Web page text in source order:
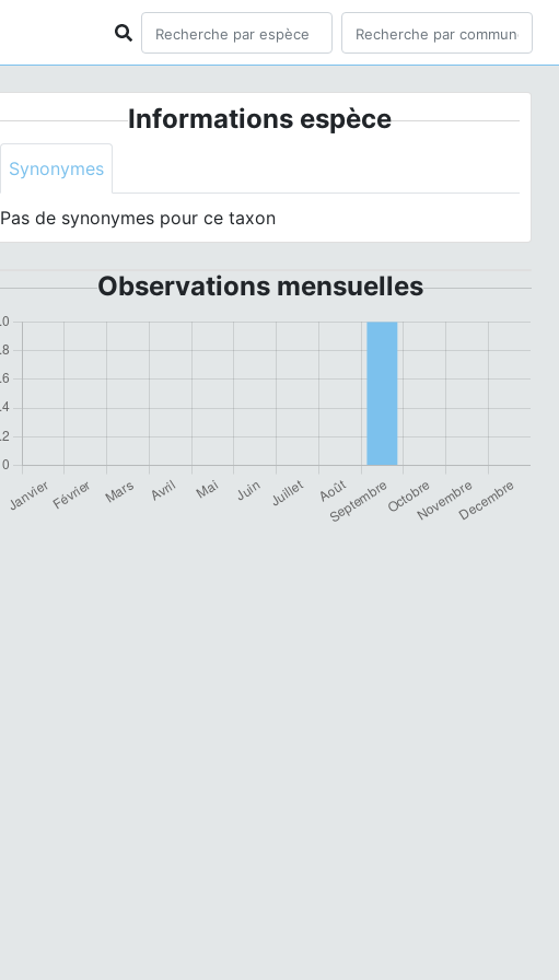
Informations espèce
Synonymes
Pas de synonymes pour ce taxon
Observations mensuelles